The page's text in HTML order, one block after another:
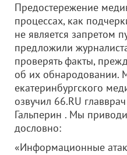
Предостережение
процессах, как
не является запретом
предложили
проверять факты,
об их обнародовании.
екатеринбургского
озвучил 66.RU
Гальперин . Мы
дословно:
«Информационные